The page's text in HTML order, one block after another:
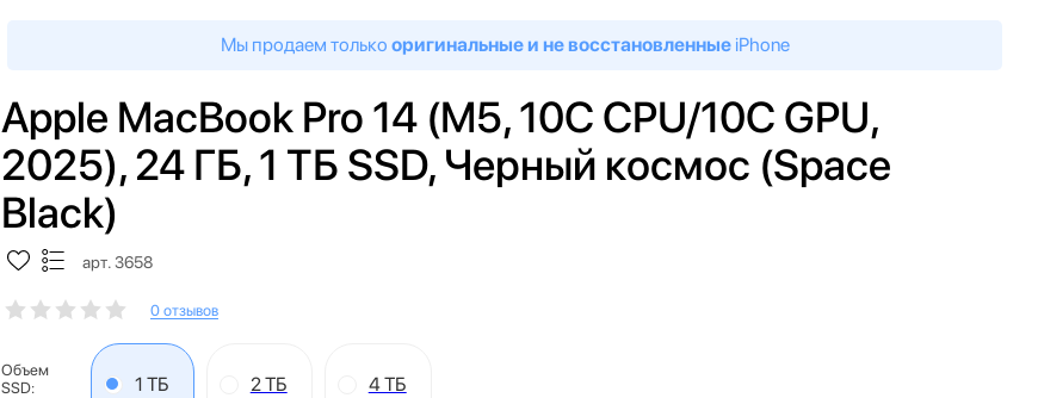
Мы продаем только оригинальные и не восстановленныеiPhone
Apple MacBook Pro 14 (M5, 10C CPU/10C GPU,
2025), 24 ГБ, 1 ТБ SSD, Черный космос (Space
Black)
арт. 3658
0 отзывов
Объем
SSD:
1 ТБ 2 ТБ 4 ТБ